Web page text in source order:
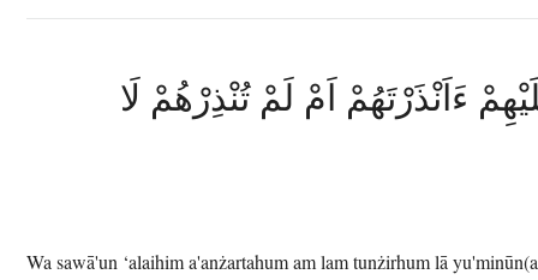
ءَاَنْذَرْتَهُمْ اَمْ لَمْ تُنْذِرْهُمْ لَا
Wa sawā'un ‘alaihim a'anżartahum am lam tunżirhum lā